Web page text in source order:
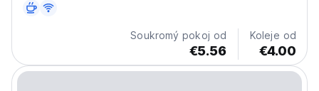
Soukromý pokoj od
€5.56
Koleje od
€4.00